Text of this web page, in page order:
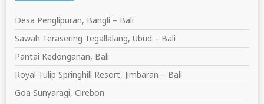
Desa Penglipuran, Bangli – Bali
Sawah Terasering Tegallalang, Ubud – Bali
Pantai Kedonganan, Bali
Royal Tulip Springhill Resort, Jimbaran – Bali
Goa Sunyaragi, Cirebon